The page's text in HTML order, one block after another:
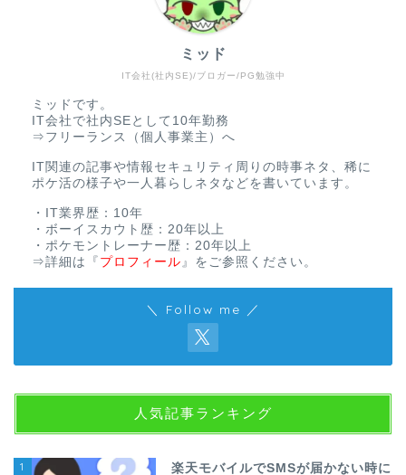
IT会社(社内SE)/ブロガー/PG勉強中
ミッド
ミッドです。
IT会社で社内SEとして10年勤務
⇒フリーランス（個人事業主）へ
IT関連の記事や情報セキュリティ周りの時事ネタ、稀に
ポケ活の様子や一人暮らしネタなどを書いています。
・IT業界歴：10年
・ボーイスカウト歴：20年以上
・ポケモントレーナー歴：20年以上
⇒詳細は
『 プロフィール 』 をご参照ください。
＼ Follow me ／
人気記事ランキング
1 楽天モバイルでSMSが届かない時に